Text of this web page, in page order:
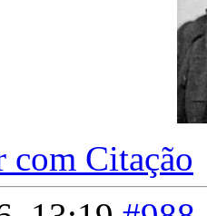
com Citação